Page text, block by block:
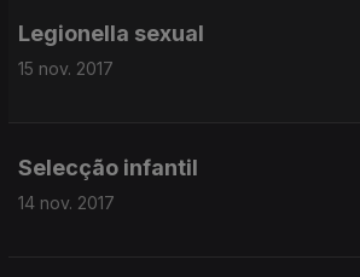
Legionella sexual
15 nov. 2017
Selecção infantil
14 nov. 2017